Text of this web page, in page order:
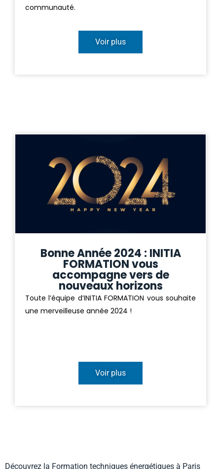
communauté.
Voir plus
Bonne Année 2024 : INITIA
FORMATION vous
accompagne vers de
nouveaux horizons
Toute l’équipe d’INITIA FORMATION vous souhaite
une merveilleuse année 2024 !
Voir plus
Découvrez la Formation techniques énergétiques à Paris